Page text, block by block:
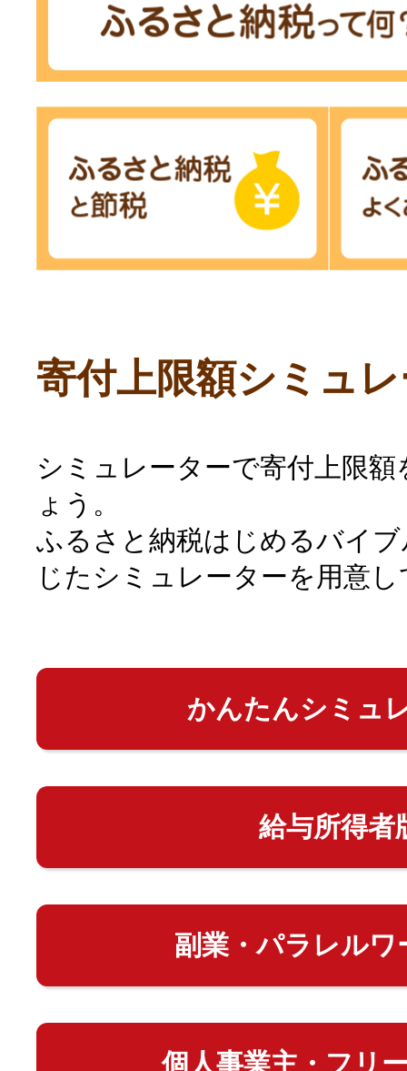
寄付上限額シミュ
シミュレーターで寄付上限
ょう。
ふるさと納税はじめるバイ
じたシミュレーターを用意
かんたんシミュ
給与所得者
副業・パラレルワ
個人事業主・フリ